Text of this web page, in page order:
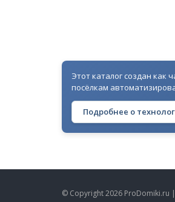
Этот каталог создан как
посёлкам
Подробнее о
© Copyright 2026 ProDomiki.ru |